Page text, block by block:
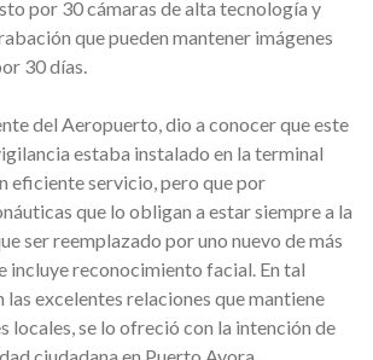
por 30 cámaras de alta tecnología y
que pueden mantener imágenes
30 días.
del Aeropuerto, dio a conocer que este
estaba instalado en la terminal
eficiente servicio, pero que por
que lo obligan a estar siempre a la
ser reemplazado por uno nuevo de más
incluye reconocimiento facial. En tal
las excelentes relaciones que mantiene
locales, se lo ofreció con la intención de